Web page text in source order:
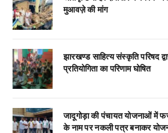
मुआवज़े की मांग
झारखण्ड साहित्य संस्कृति परिषद
प्रतियोगिता का परिणाम घोषित
जादूगोड़ा की पंचायत योजनाओं में
के नाम पर नकली पत्र बनाकर